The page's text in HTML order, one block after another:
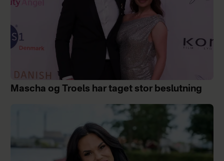
Mascha og Troels har taget stor beslutning